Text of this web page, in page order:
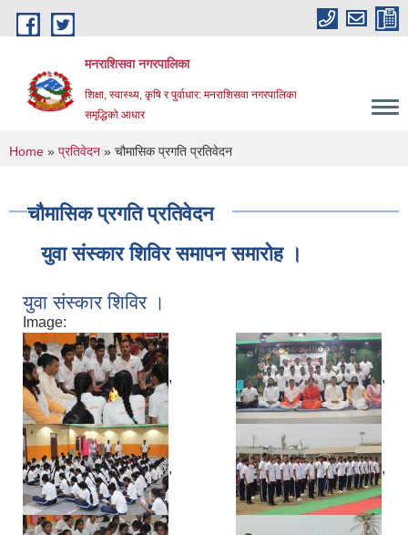
Skip to main content
मनराशिसवा नगरपालिका
शिक्षा, स्वास्थ्य, कृषि र पुर्वाधार: मनराशिसवा नगरपालिका
समृद्धिको आधार
You are here
Home » प्रतिवेदन » चौमासिक प्रगति प्रतिवेदन
चौमासिक प्रगति प्रतिवेदन
युवा संस्कार शिविर समापन समारोह ।
युवा संस्कार शिविर ।
Image:
, ,
, ,